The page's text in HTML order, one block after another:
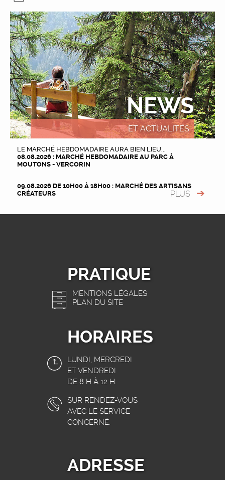
NEWS
ET ACTUALITÉS
LE MARCHÉ HEBDOMADAIRE AURA BIEN LIEU...
08.08.2026 : MARCHÉ HEBDOMADAIRE AU PARC À
MOUTONS - VERCORIN
09.08.2026 DE 10H00 À 18H00 : MARCHÉ DES ARTISANS
CRÉATEURS
PLUS
PRATIQUE
MENTIONS LÉGALES
PLAN DU SITE
HORAIRES
LUNDI, MERCREDI
ET VENDREDI
DE 8 H À 12 H.
SUR RENDEZ-VOUS
AVEC LE SERVICE
CONCERNÉ.
ADRESSE